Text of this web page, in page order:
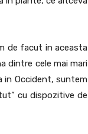
de facut in aceasta
dintre cele mai mari
in Occident, suntem
cu dispozitive de